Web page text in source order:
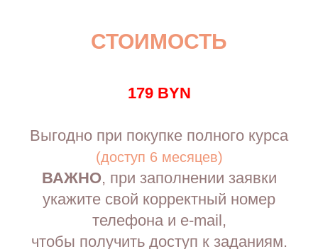
СТОИМОСТЬ
179 BYN
Выгодно при покупке полного курса
(доступ 6 месяцев)
ВАЖНО, при заполнении заявки
укажите свой корректный номер
телефона и e-mail,
чтобы получить доступ к заданиям.